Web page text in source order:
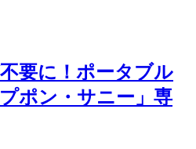
要に！ポータブル
ポン・サニー」専